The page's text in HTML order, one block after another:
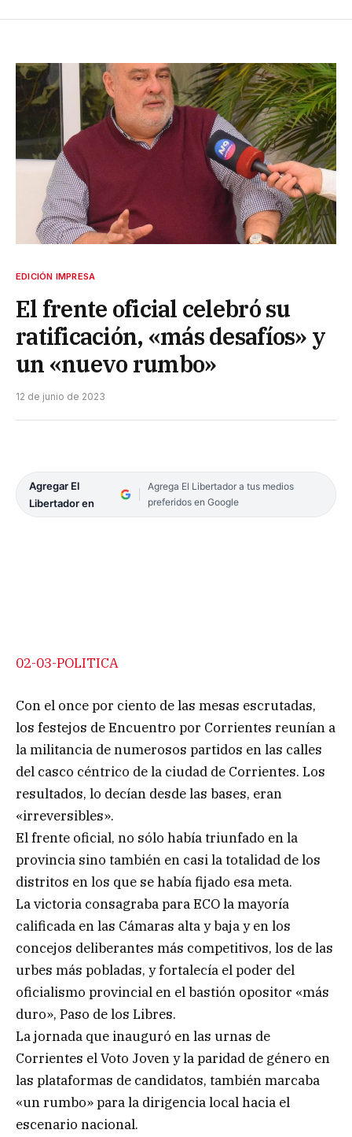
EDICIÓN IMPRESA
El frente oficial celebró su
ratificación, «más desafíos» y
un «nuevo rumbo»
12 de junio de 2023
Agregar El
Libertador en
Agrega El Libertador a tus medios
preferidos en Google
02-03-POLITICA
Con el once por ciento de las mesas escrutadas,
los festejos de Encuentro por Corrientes reunían a
la militancia de numerosos partidos en las calles
del casco céntrico de la ciudad de Corrientes. Los
resultados, lo decían desde las bases, eran
«irreversibles».
El frente oficial, no sólo había triunfado en la
provincia sino también en casi la totalidad de los
distritos en los que se había fijado esa meta.
La victoria consagraba para ECO la mayoría
calificada en las Cámaras alta y baja y en los
concejos deliberantes más competitivos, los de las
urbes más pobladas, y fortalecía el poder del
oficialismo provincial en el bastión opositor «más
duro», Paso de los Libres.
La jornada que inauguró en las urnas de
Corrientes el Voto Joven y la paridad de género en
las plataformas de candidatos, también marcaba
«un rumbo» para la dirigencia local hacia el
escenario nacional.